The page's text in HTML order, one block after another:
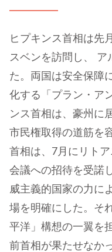
ヒプキンス首相は先
スベンを訪問し、 ア
た。両国は安全保障
化する「プラン・ア
ンス首相は、豪州に
市民権取得の道筋を
首相は、7月にリト
会議への招待を受諾
威主義的国家の力に
場を明確にした。そ
平洋」構想の一翼を
前首相が果たせなか